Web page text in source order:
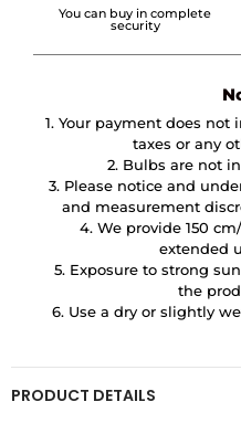
You can buy in complete
security
1. Your payment does
taxes or any
2. Bulbs are not
3. Please notice and
and measurement
4. We provide 150
extended
5. Exposure to strong
the
6. Use a dry or slightly
PRODUCT DETAILS